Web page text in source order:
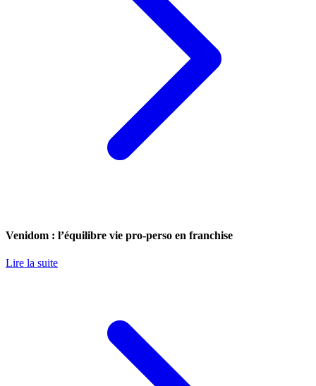
Venidom : l’équilibre vie pro-perso en franchise
Lire la suite